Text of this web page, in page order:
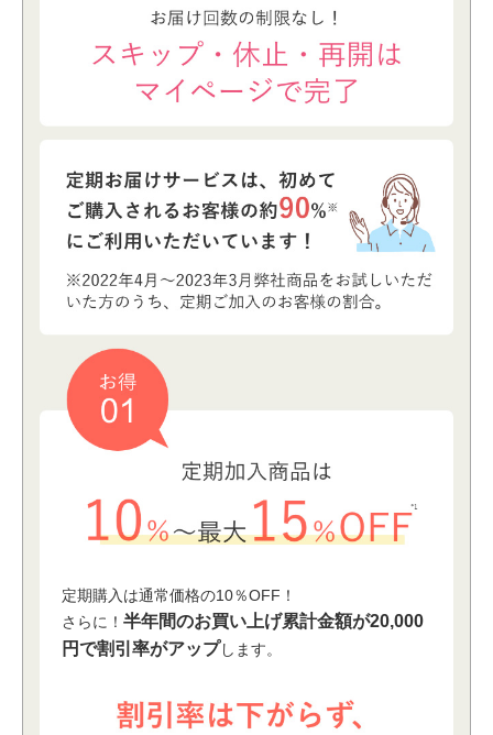
定期購⼊は通常価格の10％OFF！
さらに！ 半年間のお買い上げ累計⾦額が20,000
円で割引率がアップします。